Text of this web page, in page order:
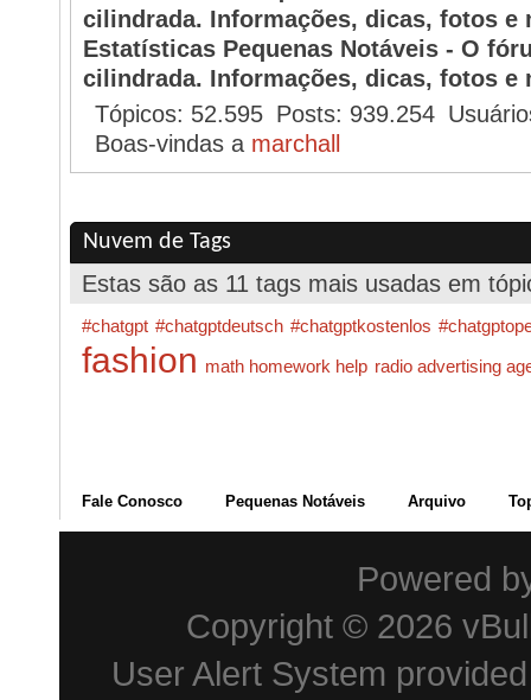
Estatísticas Pequenas Notáveis - O
cilindrada. Informações, dicas, fotos e
Tópicos 52.595 Posts 939.254
Boas-vindas a marchall
Nuvem de Tags
Estas são as 11 tags mais usadas em
#chatgpt #chatgptdeutsch #chatgptkostenlos
fashion math homework help radio advertising
Fale Conosco Pequenas Notáveis Arquivo
Powered
Copyright © 2026
User Alert System